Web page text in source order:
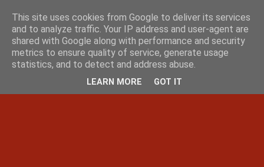
This site uses cookies from Google to deliver its services
and to analyze traffic. Your IP address and user-agent are
shared with Google along with performance and security
metrics to ensure quality of service, generate usage
statistics, and to detect and address abuse.
LEARN MORE GOT IT